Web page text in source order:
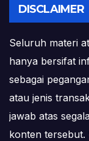
DISCLAIMER
Seluruh materi
hanya bersifat
sebagai
atau jenis
jawab atas
konten tersebut.